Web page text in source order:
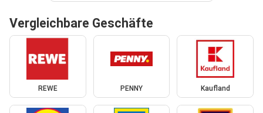
Vergleichbare Geschäfte
REWE PENNY Kaufland